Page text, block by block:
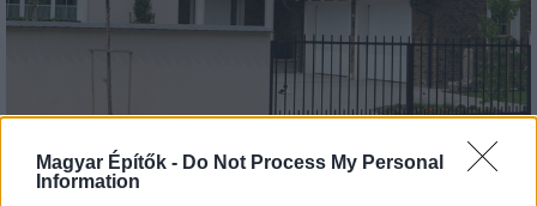
Magyar Építők - Do Not Process My Personal
Information
Tető, ami évtizedeken át gondoskodik a családról